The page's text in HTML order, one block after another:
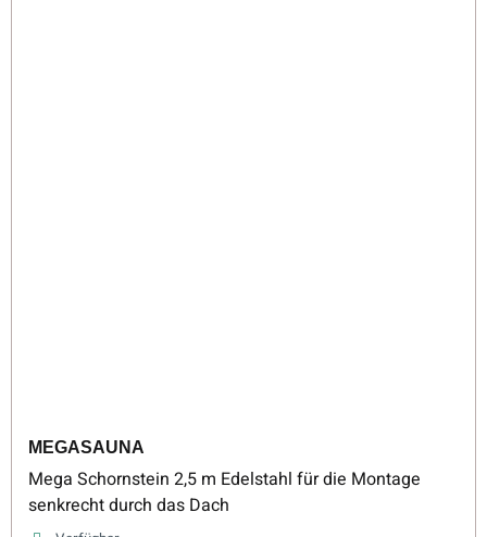
MEGASAUNA
Mega Schornstein 2,5 m Edelstahl für die Montage
senkrecht durch das Dach